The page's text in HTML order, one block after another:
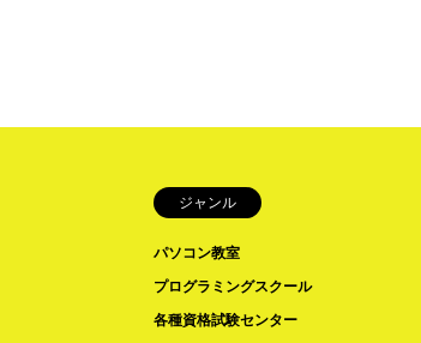
ジャンル
パソコン教室
プログラミングスクール
各種資格試験センター